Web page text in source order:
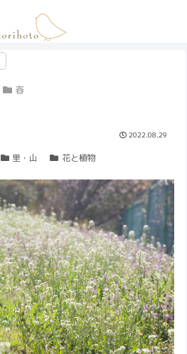
春
2022.08.29
里・山 花と植物